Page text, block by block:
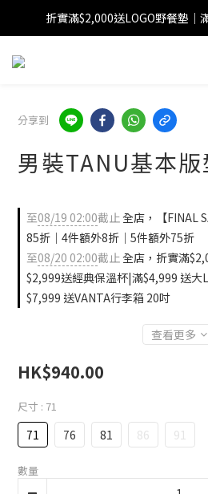
【FINAL SALE】指定
折實滿$2,000送LOGO野餐墊｜
【FINAL SALE】全
分享到
男裝TANU基本
至08/19 02:00截止全店，【FINAL
85折｜4件額外8折｜5件額外75折
至08/20 02:00截止全店，折實滿
$2,999送經典保溫杯|滿$4,999 送大
$7,999 送VANTA行李箱 20吋
查看更多
HK$940.00
尺寸 : 71
71 76 81 86 91
數量